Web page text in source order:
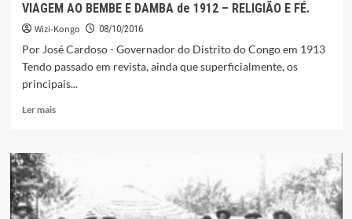
VIAGEM AO BEMBE E DAMBA de 1912 – RELIGIÃO E FÉ.
Wizi-Kongo 08/10/2016
Por José Cardoso - Governador do Distrito do Congo em 1913
Tendo passado em revista, ainda que superficialmente, os
principais...
Ler maisLeia
BEMBE
E
DAMBA